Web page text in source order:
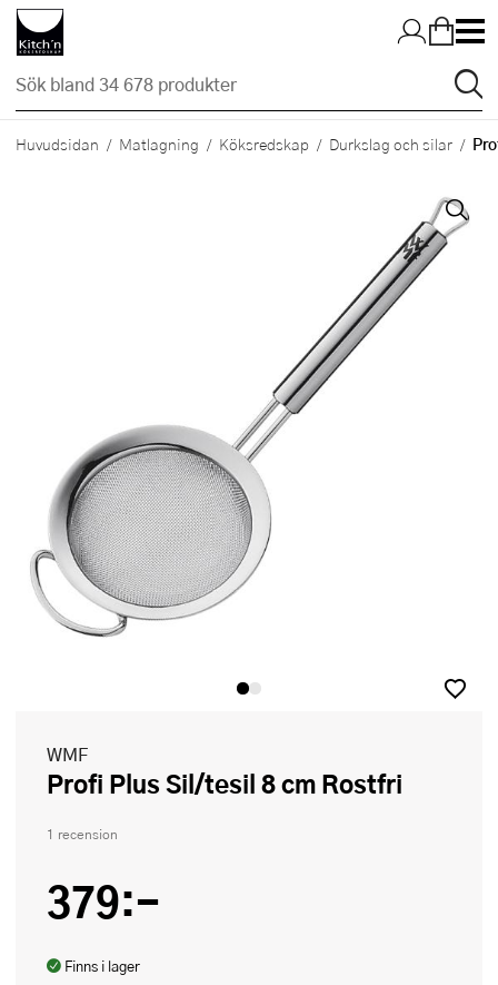
Hopp till huvudinnehållet
Huvudsidan Matlagning Köksredskap Durkslag och silar
WMF
Profi Plus Sil/tesil 8 cm Rostfri
1 recension
379:-
Finns i lager